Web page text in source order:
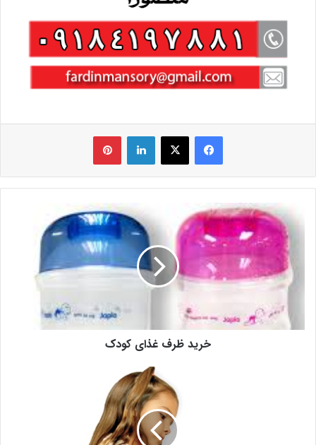
فیس بوک X لینکدین ‫پین‌ترست
خرید ظرف غذای کودک